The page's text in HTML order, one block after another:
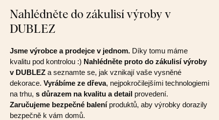
Nahlédněte do zákulisí výroby v
DUBLEZ
Jsme výrobce a prodejce v jednom. Díky tomu máme
kvalitu pod kontrolou :) Nahlédněte proto do zákulisí výroby
v DUBLEZ a seznamte se, jak vznikají vaše vysněné
dekorace. Vyrábíme ze dřeva, nejpokročilejšími technologiemi
na trhu, s důrazem na kvalitu a detail provedení.
Zaručujeme bezpečné baleníproduktů, aby výrobky dorazily
bezpečně k vám domů.